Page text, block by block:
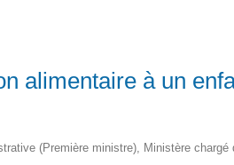
alimentaire à un
(Première ministre), Ministère chargé